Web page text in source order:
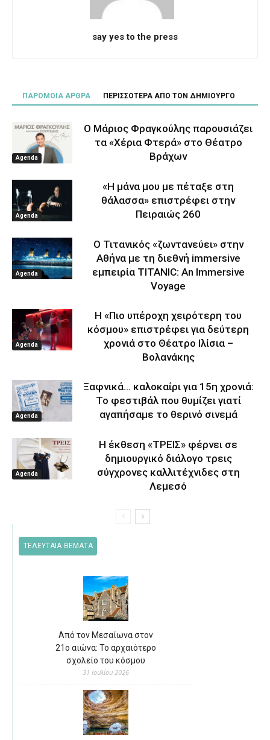
say yes to the press
ΠΑΡΟΜΟΙΑ ΑΡΘΡΑ ΠΕΡΙΣΣΟΤΕΡΑ ΑΠΟ ΤΟΝ ΔΗΜΙΟΥΡΓΟ
Agenda
Ο Μάριος Φραγκούλης παρουσιάζει
τα «Χέρια Φτερά» στο Θέατρο
Βράχων
Agenda
«Η μάνα μου με πέταξε στη
θάλασσα» επιστρέφει στην
Πειραιώς 260
Agenda
Ο Τιτανικός «ζωντανεύει» στην
Αθήνα με τη διεθνή immersive
εμπειρία TITANIC: An Immersive
Voyage
Agenda
Η «Πιο υπέροχη χειρότερη του
κόσμου» επιστρέφει για δεύτερη
χρονιά στο Θέατρο Ιλίσια –
Βολανάκης
Agenda
Ξαφνικά… καλοκαίρι για 15η χρονιά:
Το φεστιβάλ που θυμίζει γιατί
αγαπήσαμε το θερινό σινεμά
Agenda
Η έκθεση «ΤΡΕΙΣ» φέρνει σε
δημιουργικό διάλογο τρεις
σύγχρονες καλλιτέχνιδες στη
Λεμεσό
ΤΕΛΕΥΤΑΙΑ ΘΕΜΑΤΑ
Από τον Μεσαίωνα στον
21ο αιώνα: Το αρχαιότερο
σχολείο του κόσμου
31 Ιουλίου 2026